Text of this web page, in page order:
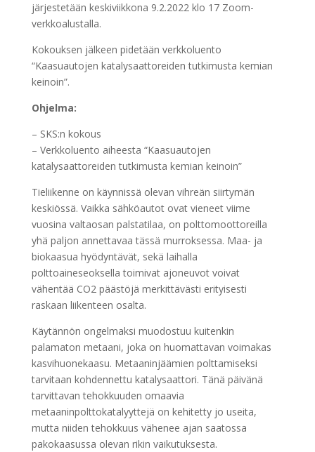
järjestetään keskiviikkona 9.2.2022 klo 17 Zoom-
verkkoalustalla.
Kokouksen jälkeen pidetään verkkoluento
“Kaasuautojen katalysaattoreiden tutkimusta kemian
keinoin”.
Ohjelma:
– SKS:n kokous
– Verkkoluento aiheesta “Kaasuautojen
katalysaattoreiden tutkimusta kemian keinoin”
Tieliikenne on käynnissä olevan vihreän siirtymän
keskiössä. Vaikka sähköautot ovat vieneet viime
vuosina valtaosan palstatilaa, on polttomoottoreilla
yhä paljon annettavaa tässä murroksessa. Maa- ja
biokaasua hyödyntävät, sekä laihalla
polttoaineseoksella toimivat ajoneuvot voivat
vähentää CO2 päästöjä merkittävästi erityisesti
raskaan liikenteen osalta.
Käytännön ongelmaksi muodostuu kuitenkin
palamaton metaani, joka on huomattavan voimakas
kasvihuonekaasu. Metaaninjäämien polttamiseksi
tarvitaan kohdennettu katalysaattori. Tänä päivänä
tarvittavan tehokkuuden omaavia
metaaninpolttokatalyyttejä on kehitetty jo useita,
mutta niiden tehokkuus vähenee ajan saatossa
pakokaasussa olevan rikin vaikutuksesta.